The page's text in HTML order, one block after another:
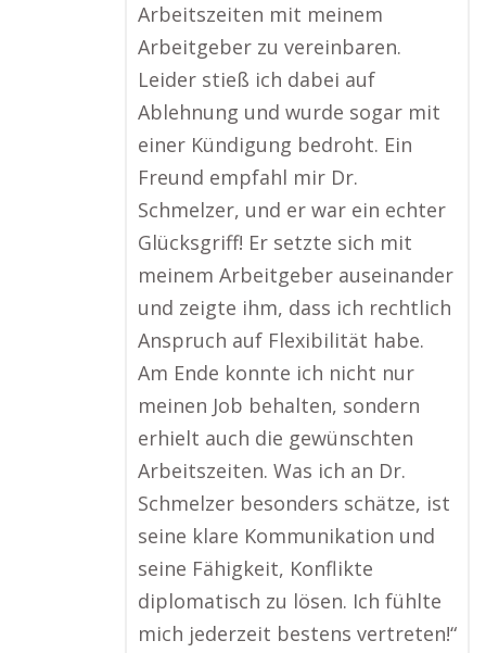
Arbeitszeiten mit meinem
Arbeitgeber zu vereinbaren.
Leider stieß ich dabei auf
Ablehnung und wurde sogar mit
einer Kündigung bedroht. Ein
Freund empfahl mir Dr.
Schmelzer, und er war ein echter
Glücksgriff! Er setzte sich mit
meinem Arbeitgeber auseinander
und zeigte ihm, dass ich rechtlich
Anspruch auf Flexibilität habe.
Am Ende konnte ich nicht nur
meinen Job behalten, sondern
erhielt auch die gewünschten
Arbeitszeiten. Was ich an Dr.
Schmelzer besonders schätze, ist
seine klare Kommunikation und
seine Fähigkeit, Konflikte
diplomatisch zu lösen. Ich fühlte
mich jederzeit bestens vertreten!“